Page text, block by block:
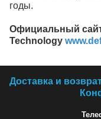
годы.
Официальный
Technology
Доставка и